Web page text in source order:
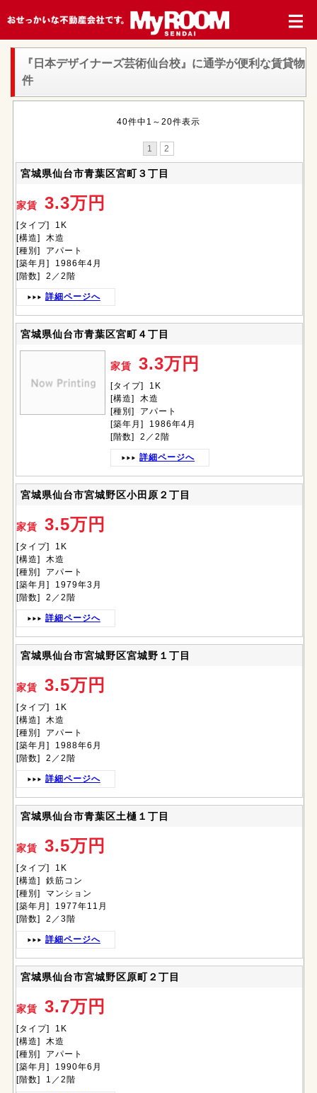
『日本デザイナーズ芸術仙台校』 に通学が便利な賃貸物
件
40件中1～20件表示
1 2
宮城県仙台市青葉区宮町３丁目
家賃 3.3万円
[タイプ] 1K
[構造] 木造
[種別] アパート
[築年月] 1986年4月
[階数] 2／2階
詳細ページへ
宮城県仙台市青葉区宮町４丁目
家賃3.3万円
[タイプ] 1K
[構造] 木造
[種別] アパート
[築年月] 1986年4月
[階数] 2／2階
詳細ページへ
宮城県仙台市宮城野区小田原２丁目
家賃 3.5万円
[タイプ] 1K
[構造] 木造
[種別] アパート
[築年月] 1979年3月
[階数] 2／2階
詳細ページへ
宮城県仙台市宮城野区宮城野１丁目
家賃 3.5万円
[タイプ] 1K
[構造] 木造
[種別] アパート
[築年月] 1988年6月
[階数] 2／2階
詳細ページへ
宮城県仙台市青葉区土樋１丁目
家賃 3.5万円
[タイプ] 1K
[構造] 鉄筋コン
[種別] マンション
[築年月] 1977年11月
[階数] 2／3階
詳細ページへ
宮城県仙台市宮城野区原町２丁目
家賃 3.7万円
[タイプ] 1K
[構造] 木造
[種別] アパート
[築年月] 1990年6月
[階数] 1／2階